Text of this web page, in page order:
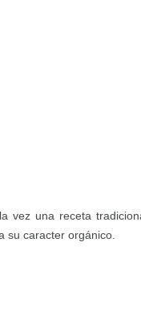
vez una receta
su caracter orgánico.